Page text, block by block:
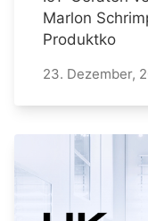
Marlon
Produktko
23. Dezember,